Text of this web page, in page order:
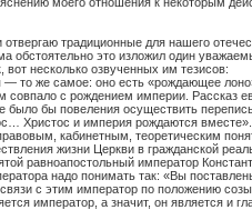
традиционные для нашего
обстоятельно это изложил один
несколько озвученных им тезисов:
же самое: оно есть «рождающее
совпало с рождением империи. Рассказ
бы повеления осуществить
Христос и империя рождаются вместе».
кабинетным, теоретическим
жизни Церкви в гражданской
равноапостольный император
надо понимать так: «Вы
с этим император по положению
император, а значит, он является и